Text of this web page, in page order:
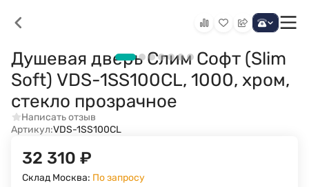
Душевая дверь Слим Софт (Slim
Soft) VDS-1SS100CL, 1000, хром,
стекло прозрачное
Написать отзыв
Артикул:VDS-1SS100CL
32 310 ₽
Склад Москва: По запросу